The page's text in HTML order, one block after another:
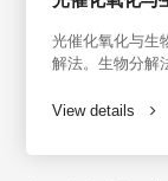
光催化氧化与生物除臭处
解法。生物分解
为低害物质。除
出来的微生物
处理效率和稳定
View details